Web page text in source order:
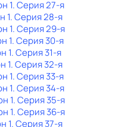
1. Серия 27-я
1. Серия 28-я
1. Серия 29-я
1. Серия 30-я
1. Серия 31-я
1. Серия 32-я
1. Серия 33-я
1. Серия 34-я
1. Серия 35-я
1. Серия 36-я
1. Серия 37-я